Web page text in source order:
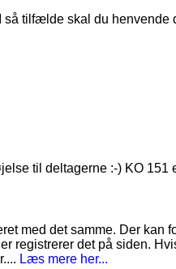
tilfælde skal du henvende
til deltagerne :-) KO 151
med det samme. Der kan
registrerer det på siden.
Læs mere her...